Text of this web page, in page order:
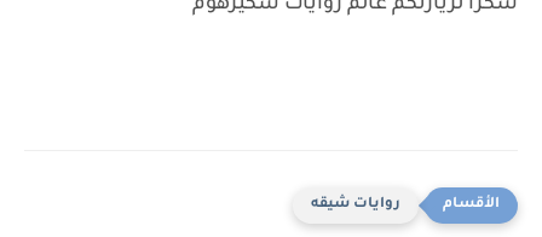
شكرا لزيارتكم عالم روايات سكيرهوم
روايات شيقه